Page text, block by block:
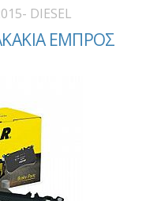
DIESEL
ΕΜΠΡΟΣ